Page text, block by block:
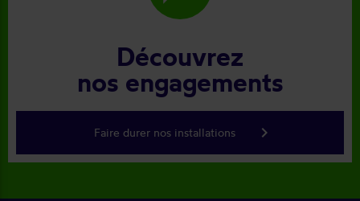
Découvrez
nos engagements
Faire durer nos installations keyboard_arrow_right